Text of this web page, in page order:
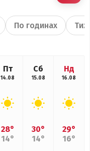
По годинах
Пт
14.08
28°
14°
Сб
15.08
30°
14°
Нд
16.08
29°
16°